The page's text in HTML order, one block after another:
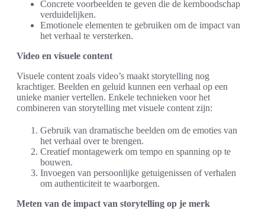
Concrete voorbeelden te geven die de kernboodschap
verduidelijken.
Emotionele elementen te gebruiken om de impact van
het verhaal te versterken.
Video en visuele content
Visuele content zoals video’s maakt storytelling nog
krachtiger. Beelden en geluid kunnen een verhaal op een
unieke manier vertellen. Enkele technieken voor het
combineren van storytelling met visuele content zijn:
Gebruik van dramatische beelden om de emoties van
het verhaal over te brengen.
Creatief montagewerk om tempo en spanning op te
bouwen.
Invoegen van persoonlijke getuigenissen of verhalen
om authenticiteit te waarborgen.
Meten van de impact van storytelling op je merk